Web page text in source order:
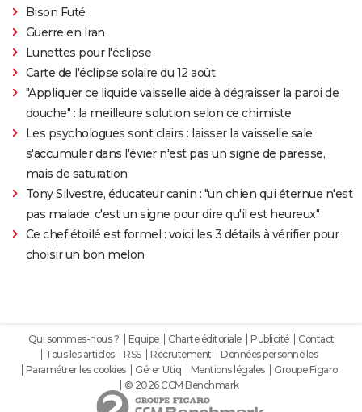
Bison Futé
Guerre en Iran
Lunettes pour l'éclipse
Carte de l'éclipse solaire du 12 août
"Appliquer ce liquide vaisselle aide à dégraisser la paroi de
douche" : la meilleure solution selon ce chimiste
Les psychologues sont clairs : laisser la vaisselle sale
s'accumuler dans l'évier n'est pas un signe de paresse,
mais de saturation
Tony Silvestre, éducateur canin : "un chien qui éternue n'est
pas malade, c'est un signe pour dire qu'il est heureux"
Ce chef étoilé est formel : voici les 3 détails à vérifier pour
choisir un bon melon
Qui sommes-nous ? Equipe Charte éditoriale Publicité
Contact
Tous les articles
RSS Recrutement
Données personnelles
Paramétrer les cookies
Gérer Utiq Mentions légales
Groupe Figaro
© 2026 CCM Benchmark